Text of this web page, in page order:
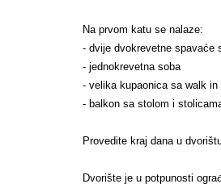
Na prvom katu se nalaze:
- dvije dvokrevetne spavaće
- jednokrevetna soba
- velika kupaonica sa walk
- balkon sa stolom i
Provedite kraj dana u
Dvorište je u potpunosti